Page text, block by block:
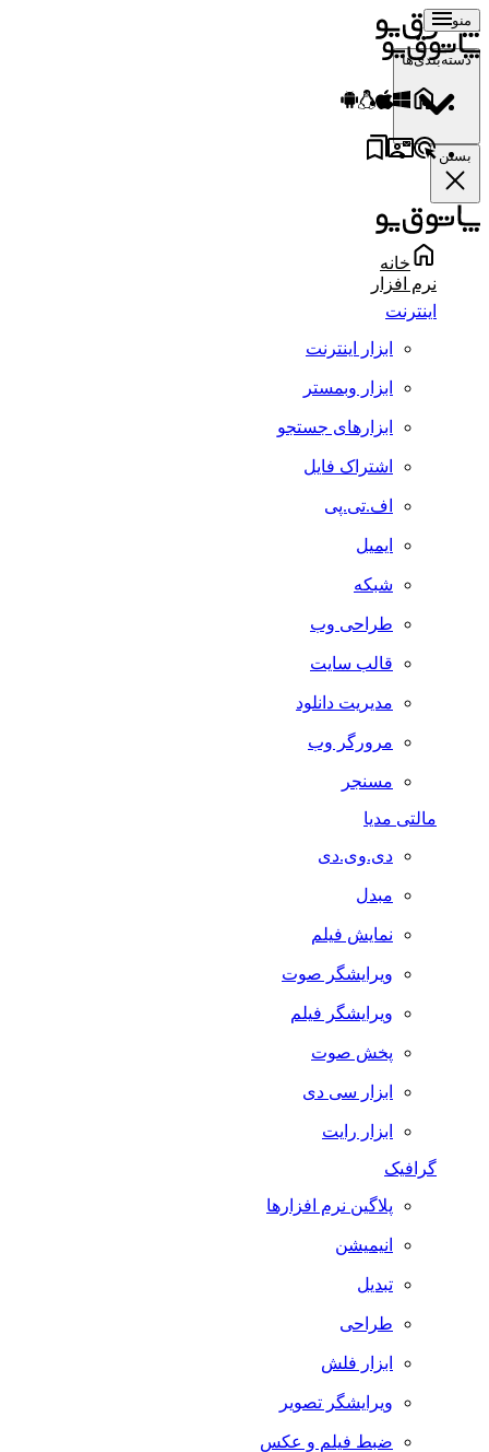
منو
دسته‌بندی‌ها
بستن
خانه
نرم افزار
اینترنت
ابزار اینترنت
ابزار وبمستر
ابزارهای جستجو
اشتراک فایل
اف.تی.پی
ایمیل
شبکه
طراحی وب
قالب سایت
مدیریت دانلود
مرورگر وب
مسنجر
مالتی مدیا
دی.وی.دی
مبدل
نمایش فیلم
ویرایشگر صوت
ویرایشگر فیلم
پخش صوت
ابزار سی دی
ابزار رایت
گرافیک
پلاگین نرم افزارها
انیمیشن
تبدیل
طراحی
ابزار فلش
ویرایشگر تصویر
ضبط فيلم و عكس